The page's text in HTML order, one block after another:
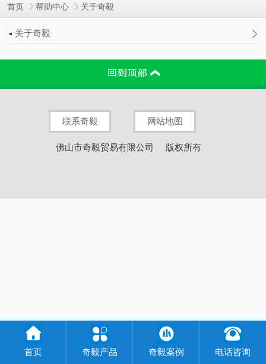
首页 帮助中心 关于奇毅
关于奇毅
联系奇毅 网站地图
佛山市奇毅贸易有限公司 版权所有
首页 奇毅产品 奇毅案例 电话咨询